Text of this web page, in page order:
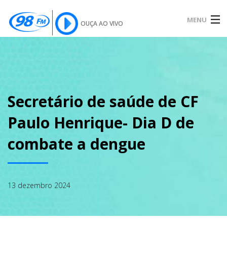
OUÇA AO VIVO MENU
SOBRE
Secretário de saúde de CF
Paulo Henrique- Dia D de
combate a dengue
13 dezembro 2024